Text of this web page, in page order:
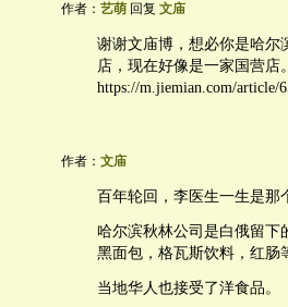
作者： 艺萌 回复 文庙
谢谢文庙博，想必你是哈尔
店，现在好像是一家国营店
https://m.jiemian.com/
作者： 文庙
百年轮回，李医生一生是那
哈尔滨秋林公司是白俄留下
黑面包，格瓦斯饮料，红肠
当地华人也接受了洋食品。